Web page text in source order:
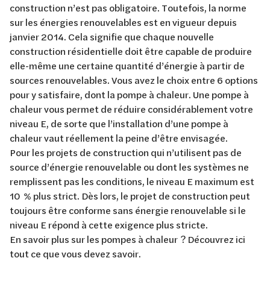
construction n’est pas obligatoire. Toutefois, la norme
sur les énergies renouvelables est en vigueur depuis
janvier 2014. Cela signifie que chaque nouvelle
construction résidentielle doit être capable de produire
elle-même une certaine quantité d’énergie à partir de
sources renouvelables. Vous avez le choix entre 6 options
pour y satisfaire, dont la pompe à chaleur. Une pompe à
chaleur vous permet de réduire considérablement votre
niveau E, de sorte que l’installation d’une pompe à
chaleur vaut réellement la peine d’être envisagée.
Pour les projets de construction qui n’utilisent pas de
source d’énergie renouvelable ou dont les systèmes ne
remplissent pas les conditions, le niveau E maximum est
10 % plus strict. Dès lors, le projet de construction peut
toujours être conforme sans énergie renouvelable si le
niveau E répond à cette exigence plus stricte.
En savoir plus sur les pompes à chaleur ? Découvrez ici
tout ce que vous devez savoir.